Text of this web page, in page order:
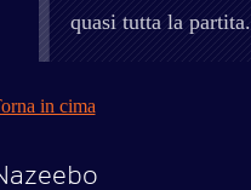
quasi tutta la partita.
in cima